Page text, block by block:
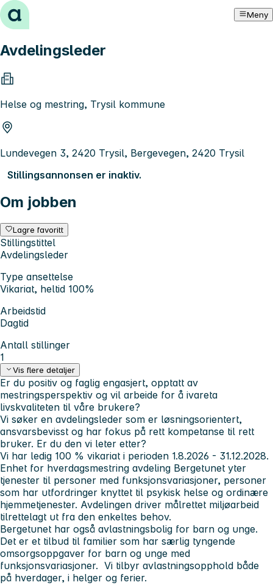
Hopp til innhold Meny
Avdelingsleder
Helse og mestring, Trysil kommune
Lundevegen 3, 2420 Trysil, Bergevegen, 2420 Trysil
Stillingsannonsen er inaktiv.
Om jobben
Lagre favoritt
Stillingstittel
Avdelingsleder
Type ansettelse
Vikariat, heltid 100%
Arbeidstid
Dagtid
Antall stillinger
1
Vis flere detaljer
Er du positiv og faglig engasjert, opptatt av
mestringsperspektiv og vil arbeide for å ivareta
livskvaliteten til våre brukere?
Vi søker en avdelingsleder som er løsningsorientert,
ansvarsbevisst og har fokus på rett kompetanse til rett
bruker. Er du den vi leter etter?
Vi har ledig 100 % vikariat i perioden 1.8.2026 - 31.12.2028.
Enhet for hverdagsmestring avdeling Bergetunet yter
tjenester til personer med funksjonsvariasjoner, personer
som har utfordringer knyttet til psykisk helse og ordinære
hjemmetjenester. Avdelingen driver målrettet miljøarbeid
tilrettelagt ut fra den enkeltes behov.
Bergetunet har også avlastningsbolig for barn og unge.
Det er et tilbud til familier som har særlig tyngende
omsorgsoppgaver for barn og unge med
funksjonsvariasjoner. Vi tilbyr avlastningsopphold både
på hverdager, i helger og ferier.